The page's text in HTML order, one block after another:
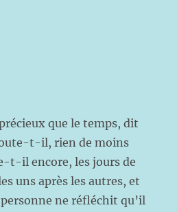
que le temps, dit
t-il, rien de moins
t-il encore, les jours de
uns après les autres, et
ne réfléchit qu’il